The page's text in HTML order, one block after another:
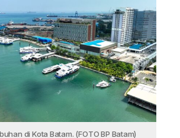
di Kota Batam. (FOTO BP Batam)